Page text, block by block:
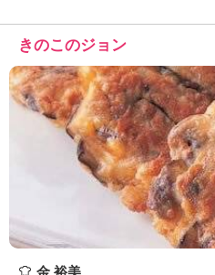
きのこのジョン